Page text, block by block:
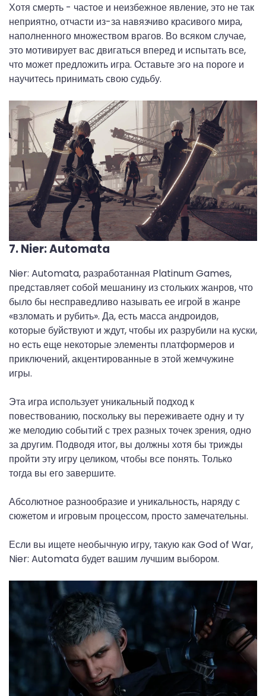
Хотя смерть - частое и неизбежное явление, это не так
неприятно, отчасти из-за навязчиво красивого мира,
наполненного множеством врагов. Во всяком случае,
это мотивирует вас двигаться вперед и испытать все,
что может предложить игра. Оставьте эго на пороге и
научитесь принимать свою судьбу.
7. Nier: Automata
Nier: Automata, разработанная Platinum Games,
представляет собой мешанину из стольких жанров, что
было бы несправедливо называть ее игрой в жанре
«взломать и рубить». Да, есть масса андроидов,
которые буйствуют и ждут, чтобы их разрубили на куски,
но есть еще некоторые элементы платформеров и
приключений, акцентированные в этой жемчужине
игры.
Эта игра использует уникальный подход к
повествованию, поскольку вы переживаете одну и ту
же мелодию событий с трех разных точек зрения, одно
за другим. Подводя итог, вы должны хотя бы трижды
пройти эту игру целиком, чтобы все понять. Только
тогда вы его завершите.
Абсолютное разнообразие и уникальность, наряду с
сюжетом и игровым процессом, просто замечательны.
Если вы ищете необычную игру, такую ​​как God of War,
Nier: Automata будет вашим лучшим выбором.